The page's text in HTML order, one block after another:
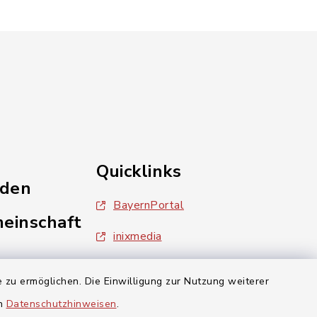
ermöglichen. Die Einwilligung zur Nutzung weiterer
Datenschutzhinweisen.
Quicklinks
BayernPortal
inixmedia